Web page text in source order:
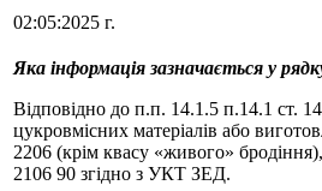
02:05:2025 г.
Яка інформація зазначається у
Відповідно до п.п. 14.1.5 п.14.1 ст.
цукровмісних матеріалів або
2206 (крім квасу «живого»
2106 90 згідно з УКТ ЗЕД.